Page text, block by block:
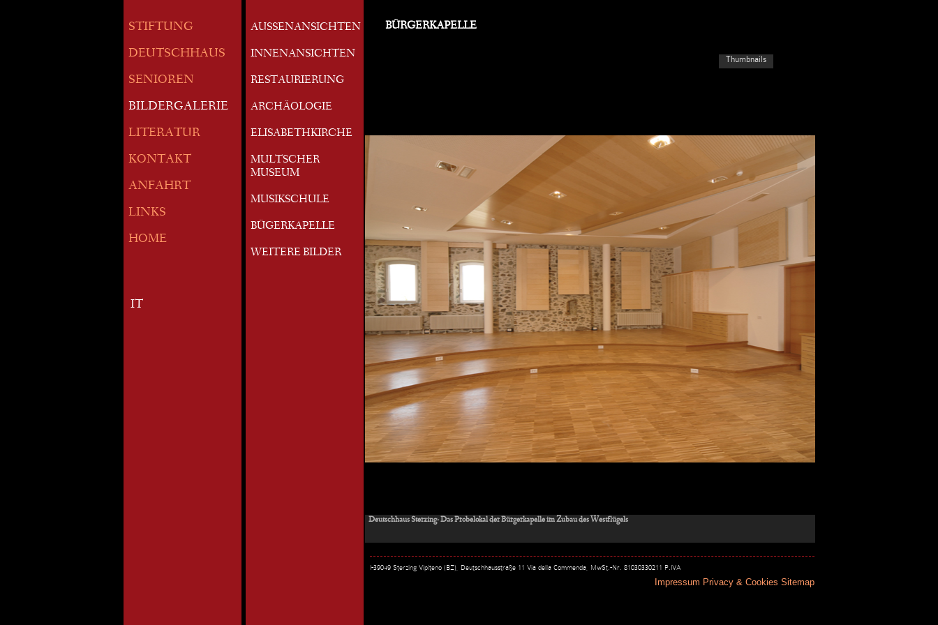
STIFTUNG
DEUTSCHHAUS
SENIOREN
BILDERGALERIE
LITERATUR
KONTAKT
ANFAHRT
LINKS
HOME
IT
AUSSENANSICHTEN
INNENANSICHTEN
RESTAURIERUNG
ARCHÄOLOGIE
ELISABETHKIRCHE
MULTSCHER
MUSEUM
MUSIKSCHULE
BÜGERKAPELLE
WEITERE BILDER
BÜRGERKAPELLE
Deutschhaus Sterzing- Das Probelokal der Bürgerkapelle im Zubau des Westflügels
Thumbnails
I-39049 Sterzing Vipiteno (BZ), Deutschhausstraße 11 Via della Commenda, MwSt.-Nr. 81030330211 P.IVA
Impressum Privacy & Cookies Sitemap